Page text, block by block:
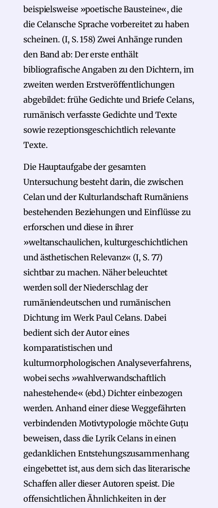
beispielsweise »poetische Bausteine«, die
die Celansche Sprache vorbereitet zu haben
scheinen. (I, S. 158) Zwei Anhänge runden
den Band ab: Der erste enthält
bibliografische Angaben zu den Dichtern, im
zweiten werden Erstveröffentlichungen
abgebildet: frühe Gedichte und Briefe Celans,
rumänisch verfasste Gedichte und Texte
sowie rezeptionsgeschichtlich relevante
Texte.
Die Hauptaufgabe der gesamten
Untersuchung besteht darin, die zwischen
Celan und der Kulturlandschaft Rumäniens
bestehenden Beziehungen und Einflüsse zu
erforschen und diese in ihrer
»weltanschaulichen, kulturgeschichtlichen
und ästhetischen Relevanz« (I, S. 77)
sichtbar zu machen. Näher beleuchtet
werden soll der Niederschlag der
rumäniendeutschen und rumänischen
Dichtung im Werk Paul Celans. Dabei
bedient sich der Autor eines
komparatistischen und
kulturmorphologischen Analyseverfahrens,
wobei sechs »wahlverwandschaftlich
nahestehende« (ebd.) Dichter einbezogen
werden. Anhand einer diese Weggefährten
verbindenden Motivtypologie möchte Guțu
beweisen, dass die Lyrik Celans in einen
gedanklichen Entstehungszusammenhang
eingebettet ist, aus dem sich das literarische
Schaffen aller dieser Autoren speist. Die
offensichtlichen Ähnlichkeiten in der